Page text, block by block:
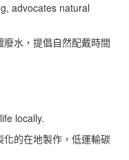
advocates natural
水，提倡自然配戴時間
locally.
的在地製作，低運輸碳